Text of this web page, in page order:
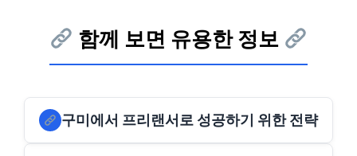
함께 보면 유용한 정보
구미에서 프리랜서로 성공하기 위한 전략